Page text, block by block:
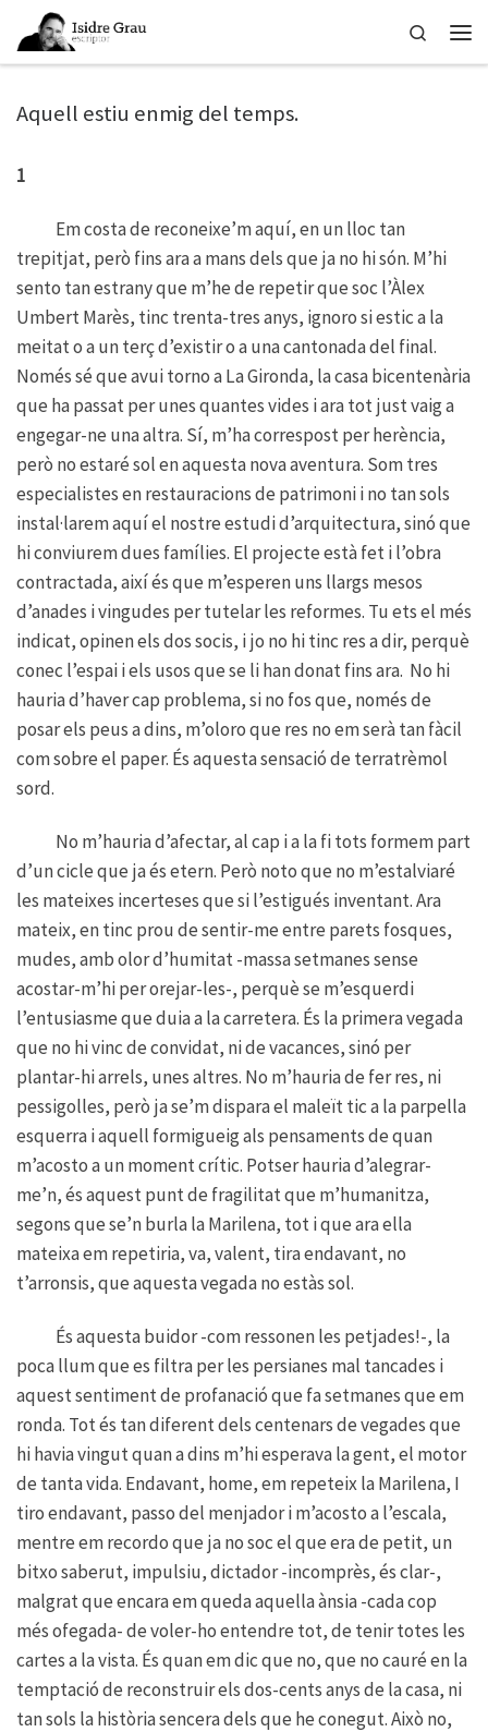
Skip to content
Search
Aquell estiu enmig del temps.
1
Em costa de reconeixe’m aquí, en un lloc tan
trepitjat, però fins ara a mans dels que ja no hi són. M’hi
sento tan estrany que m’he de repetir que soc l’Àlex
Umbert Marès, tinc trenta-tres anys, ignoro si estic a la
meitat o a un terç d’existir o a una cantonada del final.
Només sé que avui torno a La Gironda, la casa bicentenària
que ha passat per unes quantes vides i ara tot just vaig a
engegar-ne una altra. Sí, m’ha correspost per herència,
però no estaré sol en aquesta nova aventura. Som tres
especialistes en restauracions de patrimoni i no tan sols
instal·larem aquí el nostre estudi d’arquitectura, sinó que
hi conviurem dues famílies. El projecte està fet i l’obra
contractada, així és que m’esperen uns llargs mesos
d’anades i vingudes per tutelar les reformes. Tu ets el més
indicat, opinen els dos socis, i jo no hi tinc res a dir, perquè
conec l’espai i els usos que se li han donat fins ara. No hi
hauria d’haver cap problema, si no fos que, només de
posar els peus a dins, m’oloro que res no em serà tan fàcil
com sobre el paper. És aquesta sensació de terratrèmol
sord.
No m’hauria d’afectar, al cap i a la fi tots formem part
d’un cicle que ja és etern. Però noto que no m’estalviaré
les mateixes incerteses que si l’estigués inventant. Ara
mateix, en tinc prou de sentir-me entre parets fosques,
mudes, amb olor d’humitat -massa setmanes sense
acostar-m’hi per orejar-les-, perquè se m’esquerdi
l’entusiasme que duia a la carretera. És la primera vegada
que no hi vinc de convidat, ni de vacances, sinó per
plantar-hi arrels, unes altres. No m’hauria de fer res, ni
pessigolles, però ja se’m dispara el maleït tic a la parpella
esquerra i aquell formigueig als pensaments de quan
m’acosto a un moment crític. Potser hauria d’alegrar-
me’n, és aquest punt de fragilitat que m’humanitza,
segons que se’n burla la Marilena, tot i que ara ella
mateixa em repetiria, va, valent, tira endavant, no
t’arronsis, que aquesta vegada no estàs sol.
És aquesta buidor -com ressonen les petjades!-, la
poca llum que es filtra per les persianes mal tancades i
aquest sentiment de profanació que fa setmanes que em
ronda. Tot és tan diferent dels centenars de vegades que
hi havia vingut quan a dins m’hi esperava la gent, el motor
de tanta vida. Endavant, home, em repeteix la Marilena, I
tiro endavant, passo del menjador i m’acosto a l’escala,
mentre em recordo que ja no soc el que era de petit, un
bitxo saberut, impulsiu, dictador -incomprès, és clar-,
malgrat que encara em queda aquella ànsia -cada cop
més ofegada- de voler-ho entendre tot, de tenir totes les
cartes a la vista. És quan em dic que no, que no cauré en la
temptació de reconstruir els dos-cents anys de la casa, ni
tan sols la història sencera dels que he conegut. Això no,